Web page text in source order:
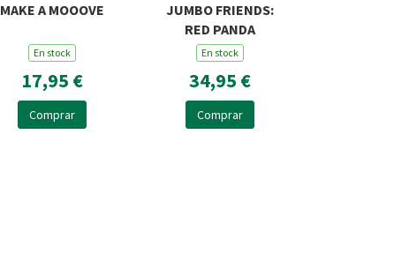
MAKE A MOOOVE
En stock
17,95 €
Comprar
JUMBO FRIENDS:
RED PANDA
En stock
34,95 €
Comprar